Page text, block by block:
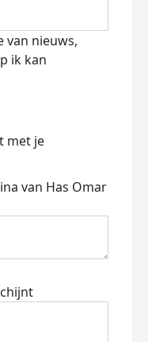
van nieuws,
ik kan
met je
van Has Omar